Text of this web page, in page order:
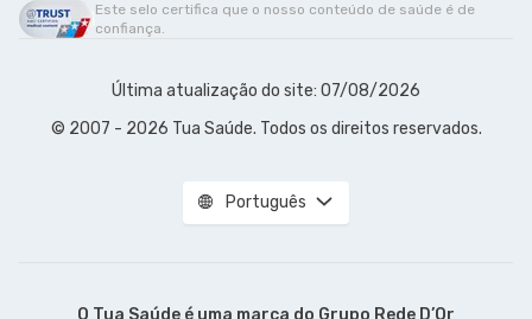
Este selo certifica que o nosso conteúdo de saúde é de
confiança.
Última atualização do site: 07/08/2026
© 2007 - 2026 Tua Saúde. Todos os direitos reservados.
Português
O Tua Saúde é uma marca do Grupo Rede D’Or